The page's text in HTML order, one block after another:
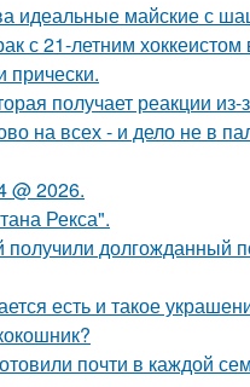
идеальные майские с
с 21-летним хоккеистом
прически.
получает реакции
на всех - и дело не в
@ 2026.
Рекса".
долгожданный
есть и такое
почти в каждой